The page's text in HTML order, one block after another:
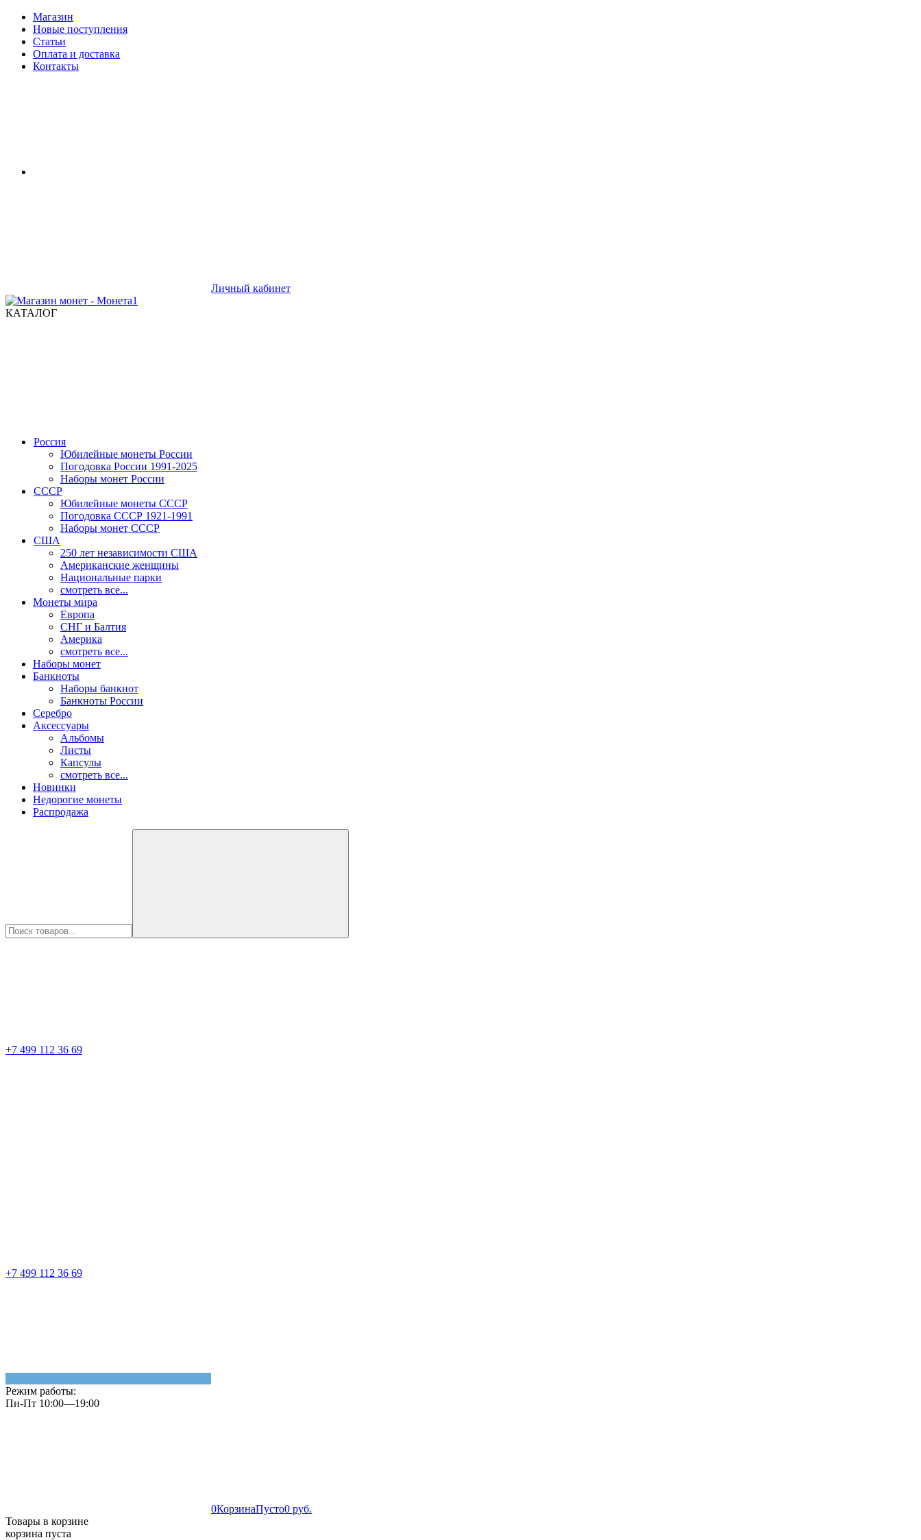
Магазин
Новые поступления
Статьи
Оплата и доставка
Контакты
Личный кабинет
КАТАЛОГ
Россия
Юбилейные монеты России
Погодовка России 1991-2025
Наборы монет России
СССР
Юбилейные монеты СССР
Погодовка СССР 1921-1991
Наборы монет СССР
США
250 лет независимости США
Американские женщины
Национальные парки
смотреть все...
Монеты мира
Европа
СНГ и Балтия
Америка
смотреть все...
Наборы монет
Банкноты
Наборы банкнот
Банкноты России
Серебро
Аксессуары
Альбомы
Листы
Капсулы
смотреть все...
Новинки
Недорогие монеты
Распродажа
+7 499 112 36 69
+7 499 112 36 69
Режим работы:
Пн-Пт 10:00—19:00
0КорзинаПусто0 руб.
Товары в корзине
корзина пуста